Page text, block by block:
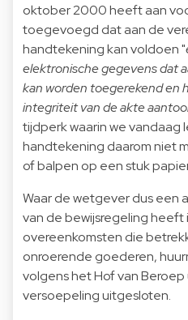
oktober 2000 heeft aan
toegevoegd dat aan de
handtekening kan voldoen "
elektronische gegevens dat
kan worden toegerekend en
integriteit van de akte
tijdperk waarin we vandaag
handtekening daarom niet
of balpen op een stuk
Waar de wetgever dus een
van de bewijsregeling heeft
overeenkomsten die
onroerende goederen,
volgens het Hof van
versoepeling uitgesloten.